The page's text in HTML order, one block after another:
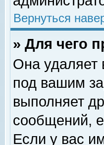
Вернуться
» Для чего
Она удаляет
под вашим
выполняет
сообщений,
Если у вас